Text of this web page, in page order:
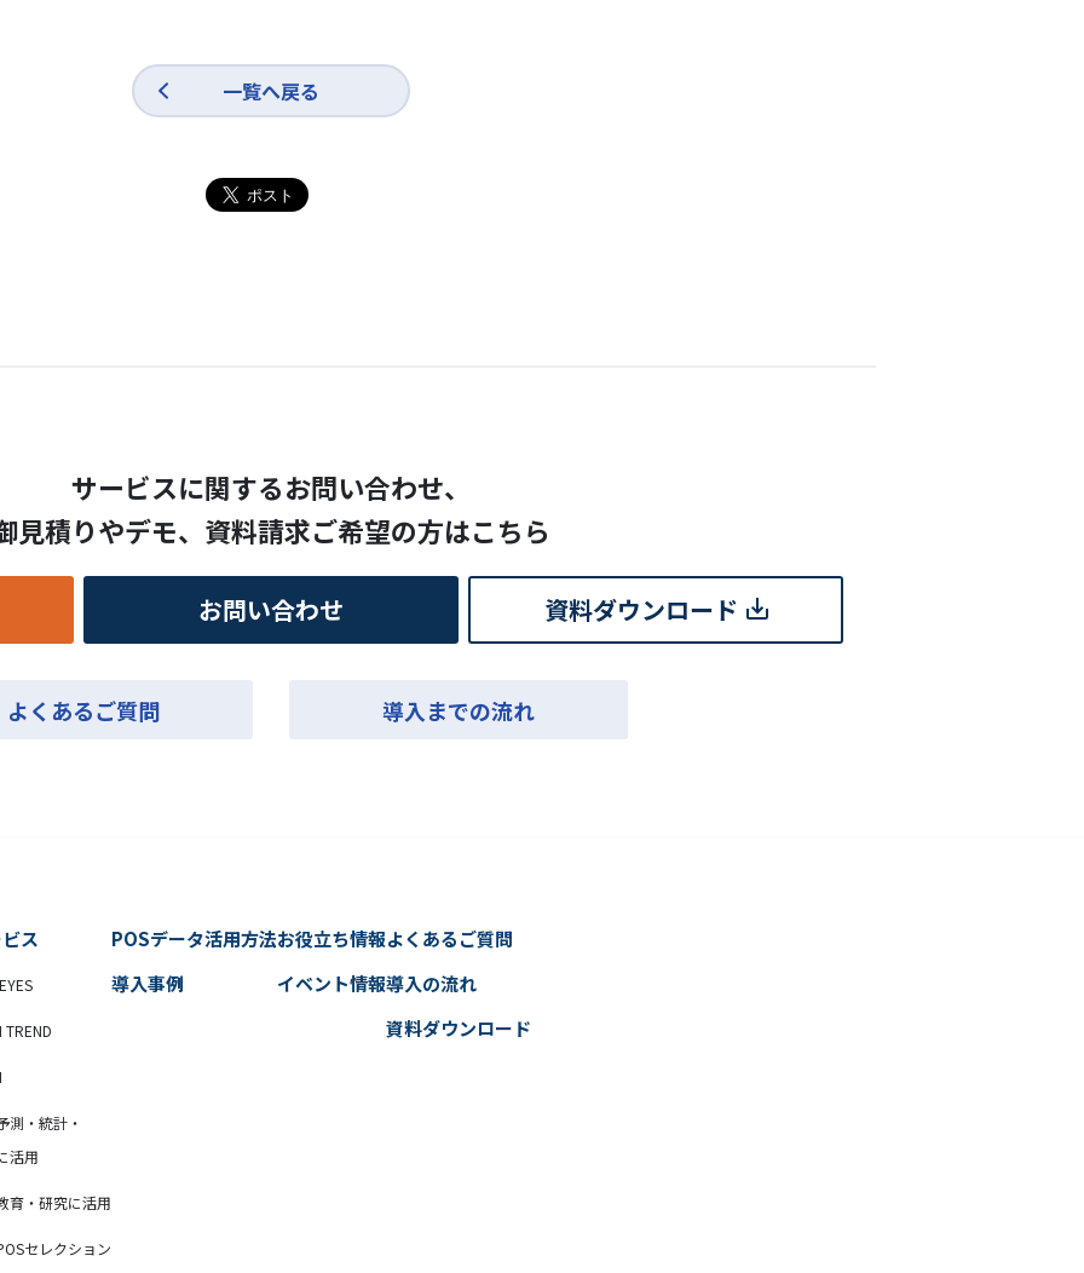
一覧へ戻る
サービスに関するお問い合わせ、
見積りやデモ、 資料請求ご希望の方はこちら
お問い合わせ 資料ダウンロード
よくあるご質問 導入までの流れ
ス
TREND
測・統計・
活用
育・研究に活用
セレクション
POSデータ活用方法
導入事例
お役立ち情報
イベント情報
よくあるご質問
導入の流れ
資料ダウンロード